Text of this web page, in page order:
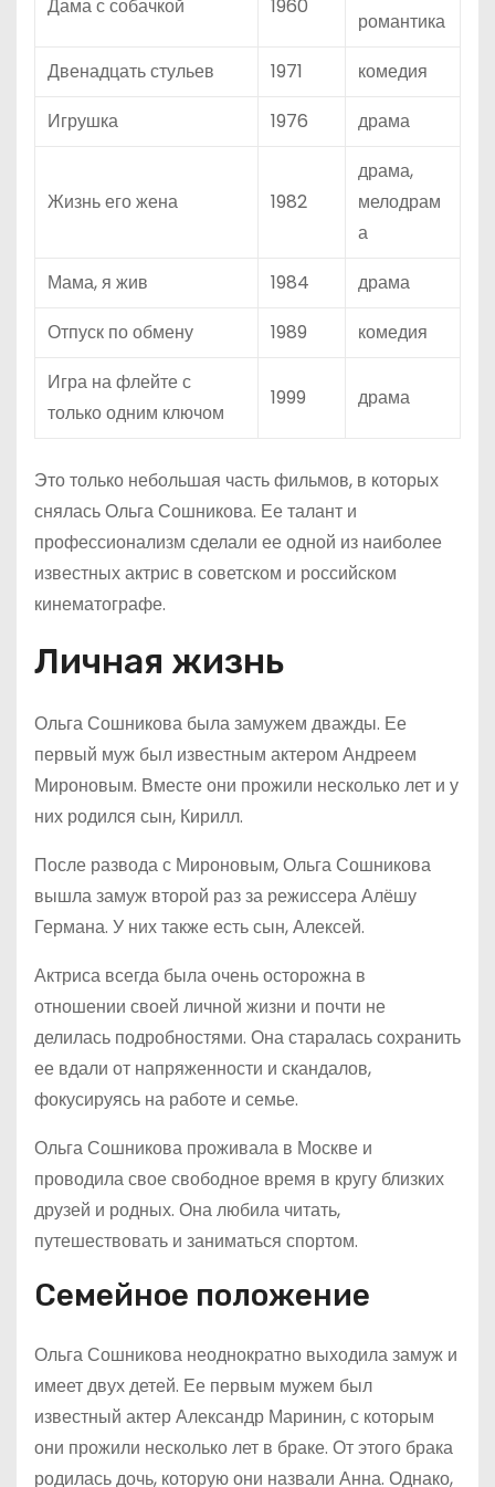
Дама с собачкой 1960
романтика
Двенадцать стульев
1971
комедия
Игрушка
1976 драма
Жизнь его жена 1982
драма,
мелодрам
а
Мама, я жив
1984
драма
Отпуск по обмену
1989
комедия
Игра на флейте с
только одним ключом
1999 драма
Это только небольшая часть фильмов, в которых
снялась Ольга Сошникова. Ее талант и
профессионализм сделали ее одной из наиболее
известных актрис в советском и российском
кинематографе.
Личная жизнь
Ольга Сошникова была замужем дважды. Ее
первый муж был известным актером Андреем
Мироновым. Вместе они прожили несколько лет и у
них родился сын, Кирилл.
После развода с Мироновым, Ольга Сошникова
вышла замуж второй раз за режиссера Алёшу
Германа. У них также есть сын, Алексей.
Актриса всегда была очень осторожна в
отношении своей личной жизни и почти не
делилась подробностями. Она старалась сохранить
ее вдали от напряженности и скандалов,
фокусируясь на работе и семье.
Ольга Сошникова проживала в Москве и
проводила свое свободное время в кругу близких
друзей и родных. Она любила читать,
путешествовать и заниматься спортом.
Семейное положение
Ольга Сошникова неоднократно выходила замуж и
имеет двух детей. Ее первым мужем был
известный актер Александр Маринин, с которым
они прожили несколько лет в браке. От этого брака
родилась дочь, которую они назвали Анна. Однако,